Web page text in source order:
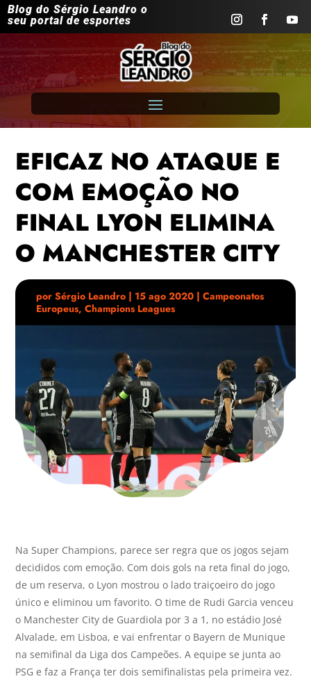
Blog do Sérgio Leandro o
seu portal de esportes
EFICAZ NO ATAQUE E
COM EMOÇÃO NO
FINAL LYON ELIMINA
O MANCHESTER CITY
porSérgio Leandro | 15 ago 2020 |Campeonatos
Europeus,Champions Leagues
Na Super Champions, parece ser regra que os jogos sejam
decididos com emoção. Com dois gols na reta final do jogo,
de um reserva, o Lyon mostrou o lado traiçoeiro do jogo
único e eliminou um favorito. O time de Rudi Garcia venceu
o Manchester City de Guardiola por 3 a 1, no estádio José
Alvalade, em Lisboa, e vai enfrentar o Bayern de Munique
na semifinal da Liga dos Campeões. A equipe se junta ao
PSG e faz a França ter dois semifinalistas pela primeira vez.